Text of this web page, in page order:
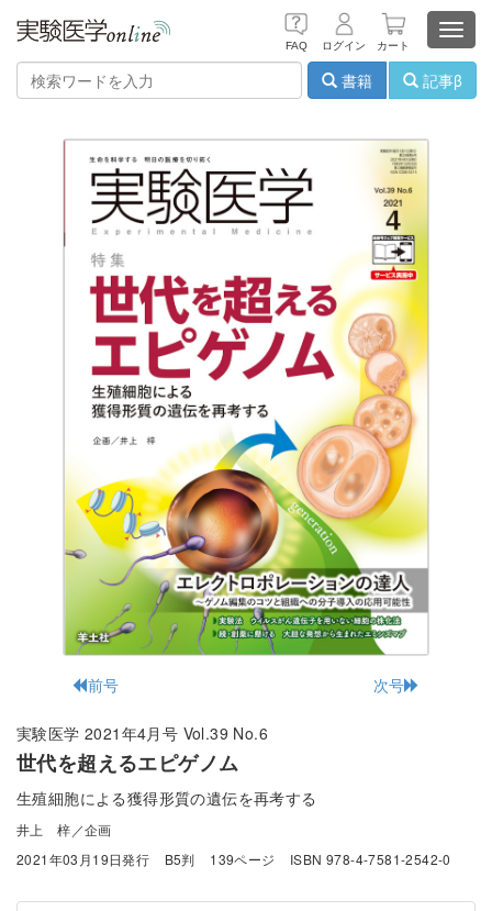
FAQ ログイン カート
書籍
記事β
前号 次号
実験医学 2021年4月号 Vol.39 No.6
世代を超えるエピゲノム
生殖細胞による獲得形質の遺伝を再考する
井上 梓／企画
2021年03月19日発行
B5判 139ページ ISBN 978-4-7581-2542-0